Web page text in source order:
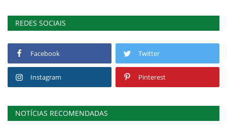
REDES SOCIAIS
Facebook Twitter
Instagram Pinterest
NOTÍCIAS RECOMENDADAS